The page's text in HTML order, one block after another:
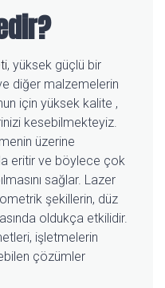
, yüksek güçlü bir
diğer malzemelerin
için yüksek kalite ,
kesebilmekteyiz.
üzerine
eritir ve böylece çok
sağlar. Lazer
şekillerin, düz
oldukça etkilidir.
işletmelerin
çözümler